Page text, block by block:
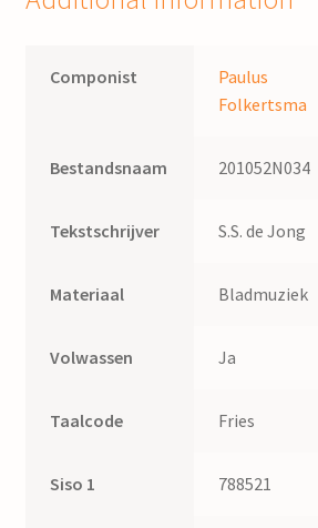
Componist
Paulus
Folkertsma
Bestandsnaam 201052N034
Tekstschrijver S.S. de Jong
Materiaal Bladmuziek
Volwassen Ja
Taalcode Fries
Siso 1 788521